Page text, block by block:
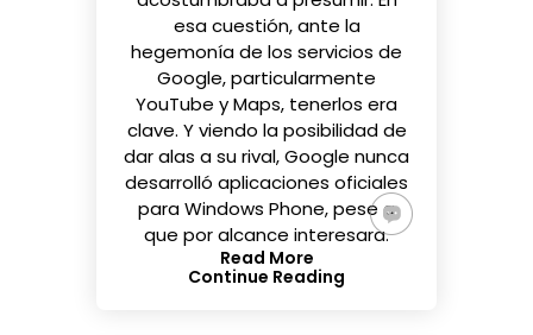
esa cuestión, ante la
hegemonía de los servicios de
Google, particularmente
YouTube y Maps, tenerlos era
clave. Y viendo la posibilidad de
dar alas a su rival, Google nunca
desarrolló aplicaciones oficiales
para Windows Phone, pese a
que por alcance interesara.
Read More
Continue Reading